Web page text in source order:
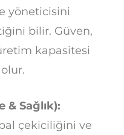
yöneticisini
bilir. Güven,
kapasitesi
& Sağlık):
çekiciliğini ve